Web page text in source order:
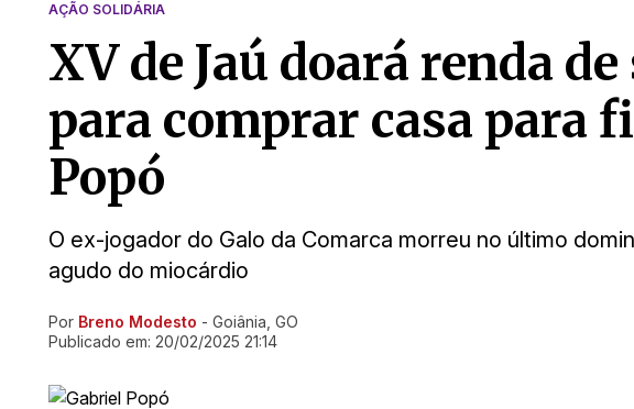
AÇÃO SOLIDÁRIA
XV de Jaú doará renda
para comprar casa para
Popó
O ex-jogador do Galo da Comarca morreu no último
agudo do miocárdio
Ir direto pra matéria
Por Breno Modesto - Goiânia, GO
Publicado em: 20/02/2025 21:14